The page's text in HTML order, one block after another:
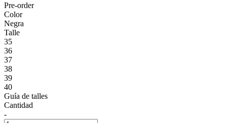
Pre-order
Color
Negra
Talle
35
36
37
38
39
40
Guía de talles
Cantidad
-